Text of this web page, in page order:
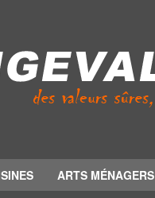
ARTS MÉNAGERS